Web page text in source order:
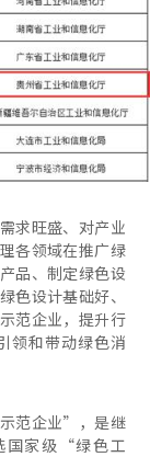
求旺盛、对产业
各领域在推广绿
品、制定绿色设
色设计基础好、
范企业，提升行
领和带动绿色消
范企业”，是继
国家级“绿色工